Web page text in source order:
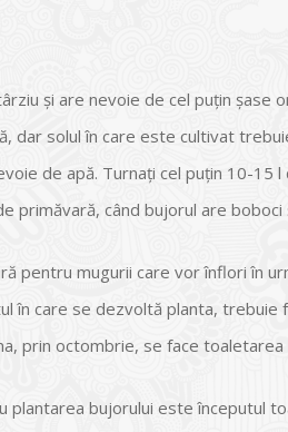
și are nevoie de cel puțin șase
dar solul în care este cultivat
de apă. Turnați cel puțin 10-15
primăvară, când bujorul are
pentru mugurii care vor înflori în
în care se dezvoltă planta, trebuie
prin octombrie, se face
plantarea bujorului este începutul